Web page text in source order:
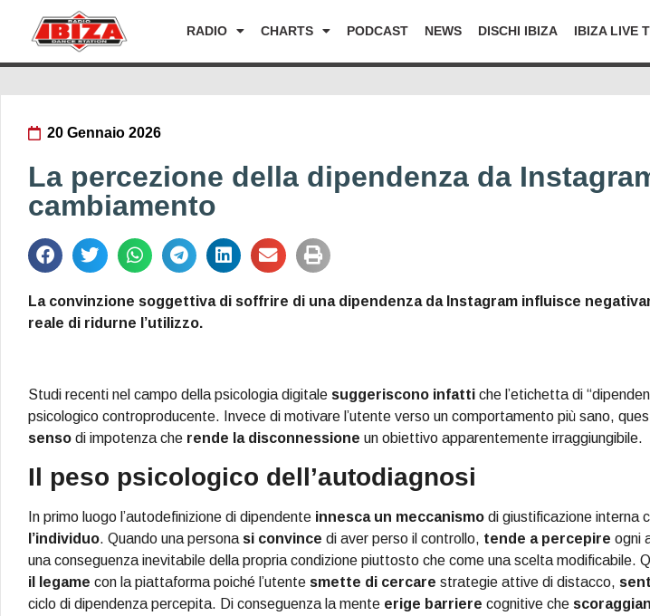
RADIO CHARTS PODCAST NEWS DISCHI IBIZA IBIZA LIVE
20 Gennaio 2026
La percezione della dipendenza da
cambiamento
La convinzione soggettiva di soffrire di una dipendenza da Instagram influisce
reale di ridurne l’utilizzo.
Studi recenti nel campo della psicologia digitale suggeriscono infatti che l’etichetta di
psicologico controproducente. Invece di motivare l’utente verso un comportamento più sano,
senso di impotenza che rende la disconnessione un obiettivo apparentemente irraggiungibile.
Il peso psicologico dell’autodiagnosi
In primo luogo l’autodefinizione di dipendente innesca un meccanismo di giustificazione interna
l’individuo. Quando una persona si convince di aver perso il controllo, tende a percepire ogni
una conseguenza inevitabile della propria condizione piuttosto che come una scelta modificabile.
il legame con la piattaforma poiché l’utente smette di cercare strategie attive di distacco,
ciclo di dipendenza percepita. Di conseguenza la mente erige barriere cognitive che